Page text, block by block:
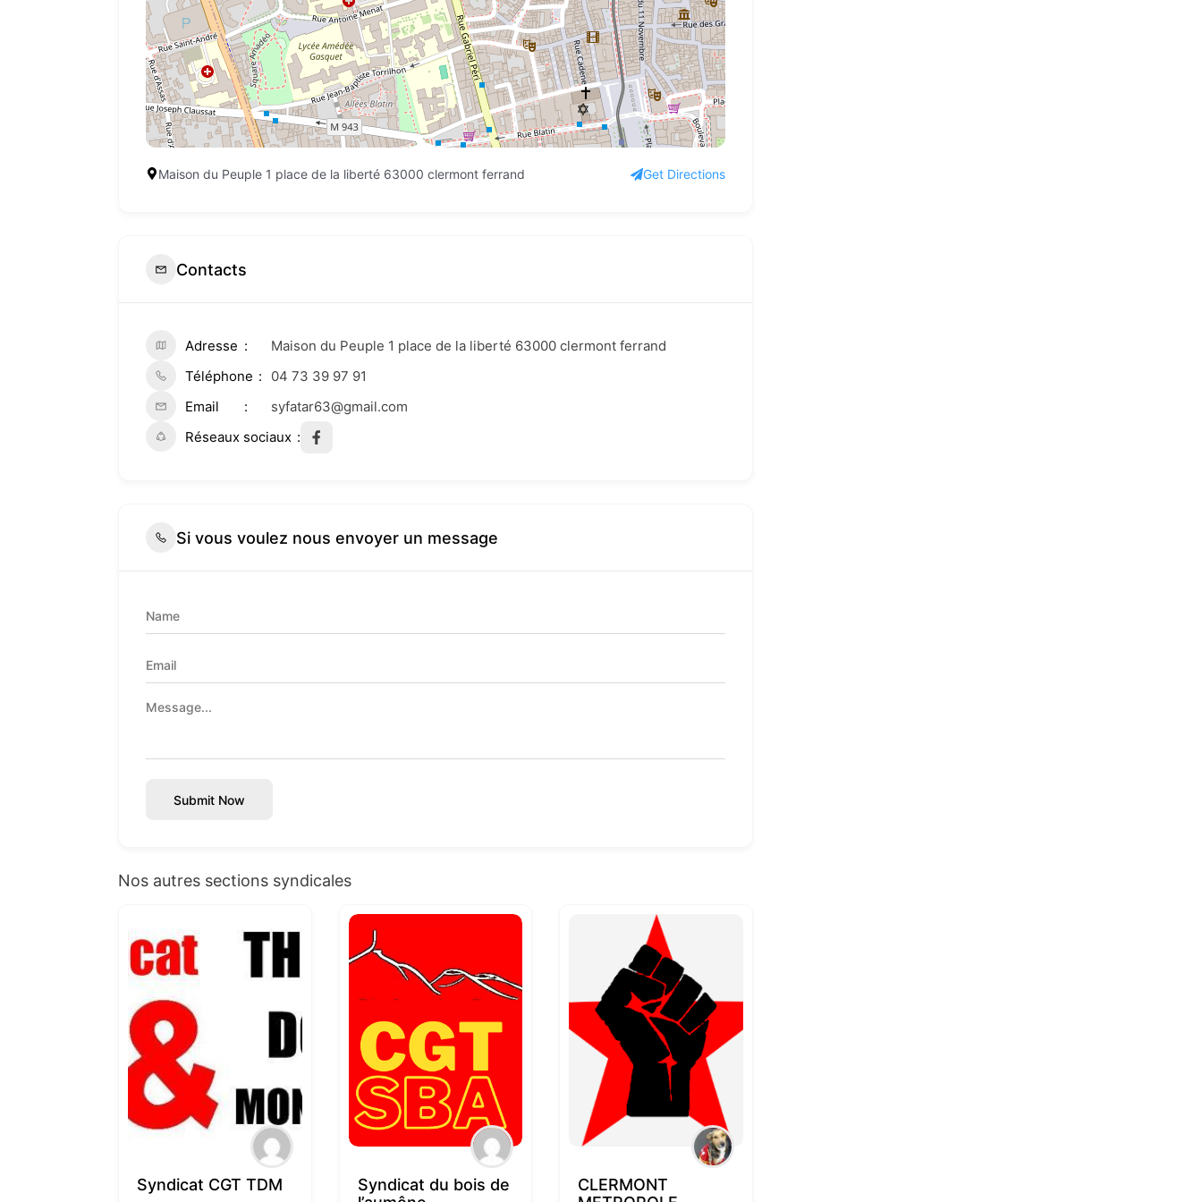
Maison du Peuple 1 place de la liberté 63000 clermont ferrand Get Directions
Contacts
Adresse
Maison du Peuple 1 place de la liberté 63000 clermont ferrand
Téléphone
04 73 39 97 91
Email
syfatar63@gmail.com
Réseaux sociaux
Si vous voulez nous envoyer un message
Submit Now
Nos autres sections syndicales
Syndicat CGT TDM
Syndicat du bois de
CLERMONT